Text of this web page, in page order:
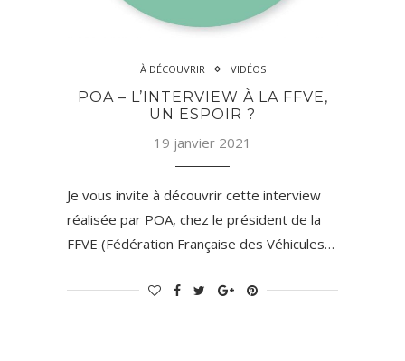
À DÉCOUVRIR VIDÉOS
POA – L’INTERVIEW À LA FFVE,
UN ESPOIR ?
19 janvier 2021
Je vous invite à découvrir cette interview
réalisée par POA, chez le président de la
FFVE (Fédération Française des Véhicules…